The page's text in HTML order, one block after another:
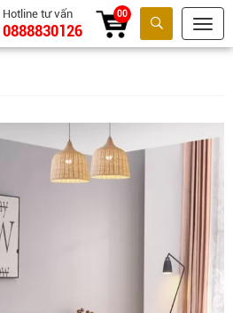
Tìm kiếm
Hotline tư vấn
0888830126
00